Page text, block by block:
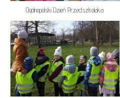
Ogólnopolski Dzień Przedszkolaka